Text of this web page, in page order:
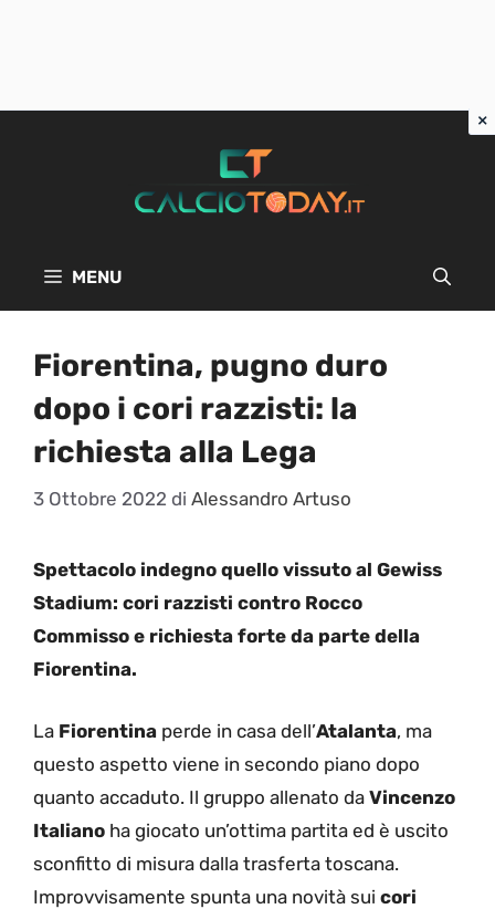
MENU
Fiorentina, pugno duro
dopo i cori razzisti: la
richiesta alla Lega
3 Ottobre 2022 di Alessandro Artuso
Spettacolo indegno quello vissuto al Gewiss
Stadium: cori razzisti contro Rocco
Commisso e richiesta forte da parte della
Fiorentina.
La Fiorentina perde in casa dell’Atalanta, ma
questo aspetto viene in secondo piano dopo
quanto accaduto. Il gruppo allenato da Vincenzo
Italiano ha giocato un’ottima partita ed è uscito
sconfitto di misura dalla trasferta toscana.
Improvvisamente spunta una novità sui cori